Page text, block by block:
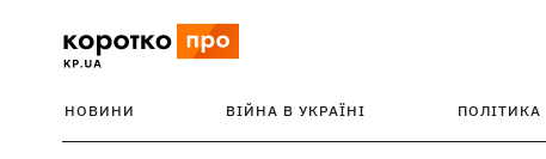
НОВИНИ ВІЙНА В УКРАЇНІ ПОЛІТИКА